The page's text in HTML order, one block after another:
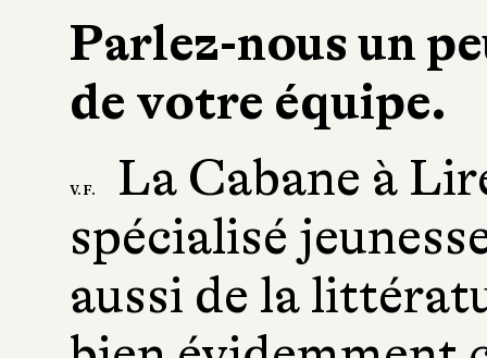
Parlez-nous un
de votre équipe.
V. F.
La Cabane à
spécialisé
aussi de la